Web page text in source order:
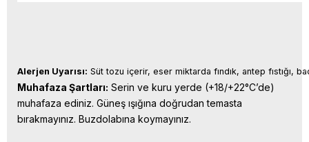
Alerjen Uyarısı: Süt tozu içerir, eser miktarda fındık, antep fıstığı,
Muhafaza Şartları: Serin ve kuru yerde (+18/+22°C’de)
muhafaza ediniz. Güneş ışığına doğrudan temasta
bırakmayınız. Buzdolabına koymayınız.